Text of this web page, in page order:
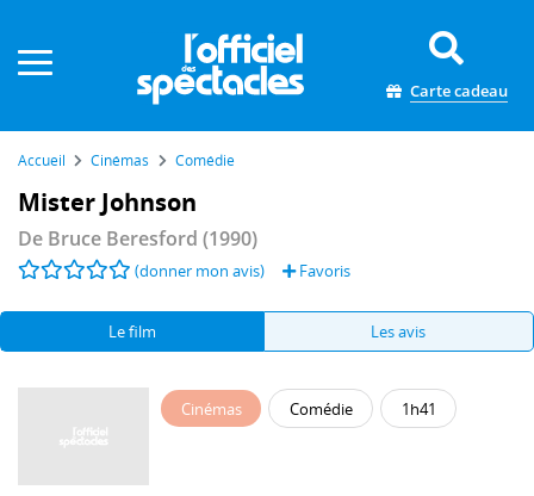
Carte cadeau
Accueil Cinémas Comédie
Mister Johnson
De Bruce Beresford (1990)
(donner mon avis) Favoris
Le film Les avis
Cinémas Comédie 1h41